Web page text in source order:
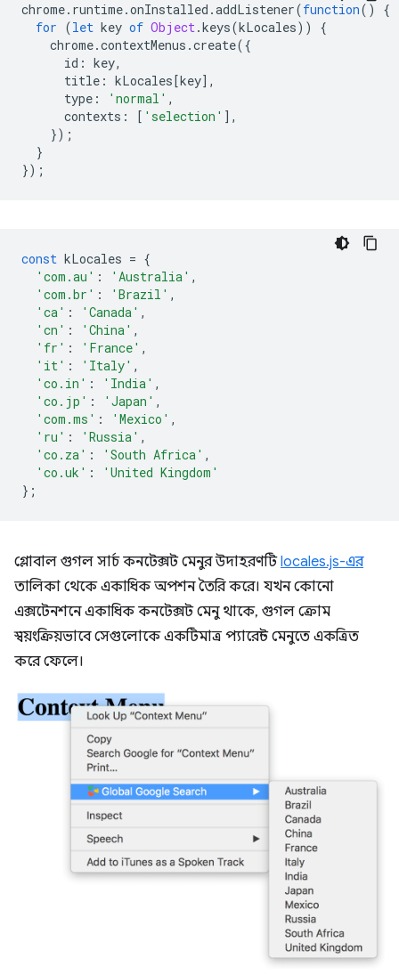
chrome. runtime.onInstalled .addListener(function()
{
for (let key of Object.keys(kLocales))
{
chrome.contextMenus .create({
id : key,
title : kLocales [key],
type : 'normal' ,
contexts : [ 'selection' ],
});
}
});
const kLocales = {
'com.au' : 'Australia' ,
'com.br' : 'Brazil' ,
'ca' : 'Canada' ,
'cn' : 'China' ,
'fr' : 'France' ,
'it' : 'Italy' ,
'co.in' : 'India' ,
'co.jp' : 'Japan' ,
'com.ms' : 'Mexico' ,
'ru' : 'Russia' ,
'co.za' : 'South Africa' ,
'co.uk' :
'United Kingdom'
};
গ্লোবাল গুগল সার্চ কনটেক্সট মেনুর উদাহরণটিlocales.js-এর
তালিকা থেকে একাধিক অপশন তৈরি করে। যখন কোনো
এক্সটেনশনে একাধিক কনটেক্সট মেনু থাকে, গুগল ক্রোম
স্বয়ংক্রিয়ভাবে সেগুলোকে একটিমাত্র প্যারেন্ট মেনুতে একত্রিত
করে ফেলে।